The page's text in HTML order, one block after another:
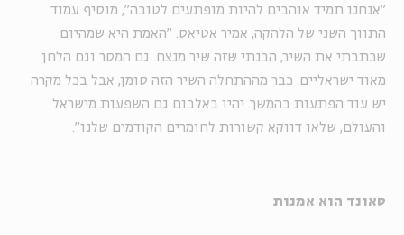
"אנחנו תמיד אוהבים להיות מופתעים לטובה", מוסיף עמוד
התווך השני של הלהקה, אמיר אטיאס. "האמת היא שמהיום
שכתבתי את השיר, הבנתי שזה שיר מנצח. גם המסר וגם הלחן
מאוד ישראליים. כבר מההתחלה השיר הזה סומן, אבל בכל מקרה
יש עוד הפתעות בהמשך. יהיו באלבום גם השפעות מישראל
והעולם, שלאו דווקא קשורות לחומרים הקודמים שלנו".
סאונד הוא אמנות